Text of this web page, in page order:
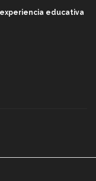
educativa